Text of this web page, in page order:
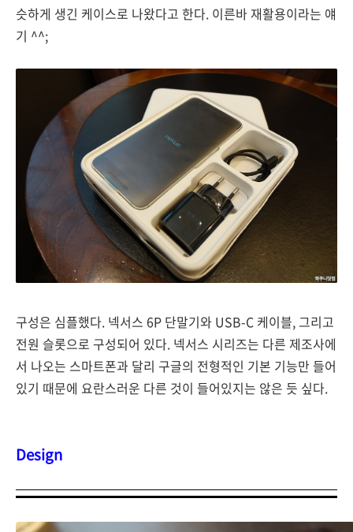
슷하게 생긴 케이스로 나왔다고 한다. 이른바 재활용이라는 얘
기 ^^;
구성은 심플했다. 넥서스 6P 단말기와 USB-C 케이블, 그리고
전원 슬롯으로 구성되어 있다. 넥서스 시리즈는 다른 제조사에
서 나오는 스마트폰과 달리 구글의 전형적인 기본 기능만 들어
있기 때문에 요란스러운 다른 것이 들어있지는 않은 듯 싶다.
Design